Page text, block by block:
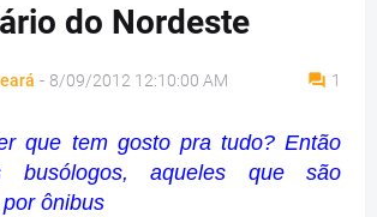
do Nordeste
- 8/09/2012 12:10:00 AM 1
que tem gosto pra tudo? Então
busólogos, aqueles que são
ônibus